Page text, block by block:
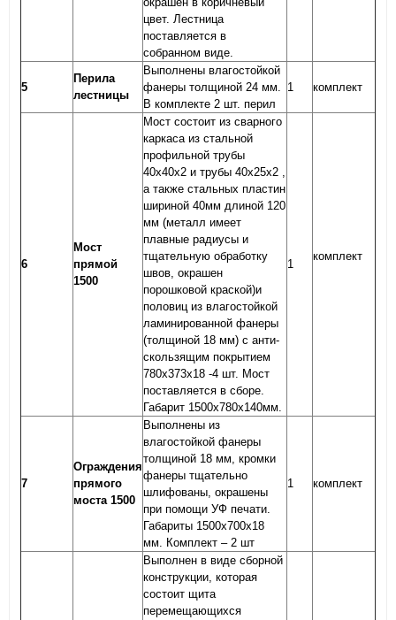
цвет. Лестница
поставляется в
собранном виде.
5
Перила
лестницы
Выполнены влагостойкой
фанеры толщиной 24 мм.
В комплекте 2 шт. перил
1 комплект
6
Мост
прямой
1500
Мост состоит из сварного
каркаса из стальной
профильной трубы
40х40х2 и трубы 40х25х2 ,
а также стальных пластин
шириной 40мм длиной 120
мм (металл имеет
плавные радиусы и
тщательную обработку
швов, окрашен
порошковой краской)и
половиц из влагостойкой
ламинированной фанеры
(толщиной 18 мм) с анти-
скользящим покрытием
780х373х18 -4 шт. Мост
поставляется в сборе.
Габарит 1500х780х140мм.
1
комплект
7
Ограждения
прямого
моста 1500
Выполнены из
влагостойкой фанеры
толщиной 18 мм, кромки
фанеры тщательно
шлифованы, окрашены
при помощи УФ печати.
Габариты 1500х700х18
мм. Комплект – 2 шт
1 комплект
Выполнен в виде сборной
конструкции, которая
состоит щита
перемещающихся